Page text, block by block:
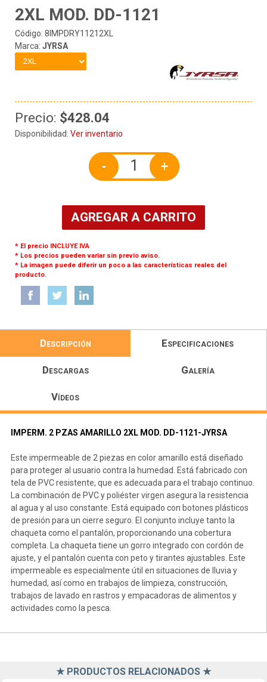
2XL MOD. DD-1121
Código: 8IMPDRY11212XL
Marca: JYRSA
Precio: $428.04
Disponibilidad: Ver inventario
- +
AGREGAR A CARRITO
* El precio INCLUYE IVA
* Los precios pueden variar sin previo aviso.
* La imagen puede diferir un poco a las características reales del
producto.
Descripción Especificaciones
Descargas Galería
Vídeos
IMPERM. 2 PZAS AMARILLO 2XL MOD. DD-1121-JYRSA
Este impermeable de 2 piezas en color amarillo está diseñado
para proteger al usuario contra la humedad. Está fabricado con
tela de PVC resistente, que es adecuada para el trabajo continuo.
La combinación de PVC y poliéster virgen asegura la resistencia
al agua y al uso constante. Está equipado con botones plásticos
de presión para un cierre seguro. El conjunto incluye tanto la
chaqueta como el pantalón, proporcionando una cobertura
completa. La chaqueta tiene un gorro integrado con cordón de
ajuste, y el pantalón cuenta con peto y tirantes ajustables. Este
impermeable es especialmente útil en situaciones de lluvia y
humedad, así como en trabajos de limpieza, construcción,
trabajos de lavado en rastros y empacadoras de alimentos y
actividades como la pesca.
★ PRODUCTOS RELACIONADOS ★